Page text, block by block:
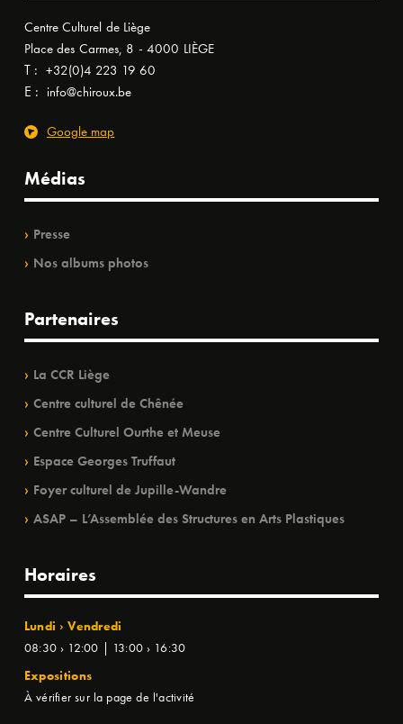
Centre Culturel de Liège
Place des Carmes, 8 - 4000 LIÈGE
T : +32(0)4 223 19 60
E : info@chiroux.be
Google map
Médias
Presse
Nos albums photos
Partenaires
La CCR Liège
Centre culturel de Chênée
Centre Culturel Ourthe et Meuse
Espace Georges Truffaut
Foyer culturel de Jupille-Wandre
ASAP – L’Assemblée des Structures en Arts Plastiques
Horaires
Lundi › Vendredi
08:30 › 12:00 | 13:00 › 16:30
Expositions
À vérifier sur la page de l'activité